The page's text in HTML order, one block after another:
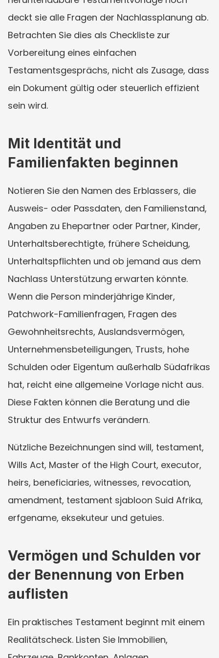
deckt sie alle Fragen der Nachlassplanung ab.
Betrachten Sie dies als Checkliste zur
Vorbereitung eines einfachen
Testamentsgesprächs, nicht als Zusage, dass
ein Dokument gültig oder steuerlich effizient
sein wird.
Mit Identität und
Familienfakten beginnen
Notieren Sie den Namen des Erblassers, die
Ausweis- oder Passdaten, den Familienstand,
Angaben zu Ehepartner oder Partner, Kinder,
Unterhaltsberechtigte, frühere Scheidung,
Unterhaltspflichten und ob jemand aus dem
Nachlass Unterstützung erwarten könnte.
Wenn die Person minderjährige Kinder,
Patchwork-Familienfragen, Fragen des
Gewohnheitsrechts, Auslandsvermögen,
Unternehmensbeteiligungen, Trusts, hohe
Schulden oder Eigentum außerhalb Südafrikas
hat, reicht eine allgemeine Vorlage nicht aus.
Diese Fakten können die Beratung und die
Struktur des Entwurfs verändern.
Nützliche Bezeichnungen sind will, testament,
Wills Act, Master of the High Court, executor,
heirs, beneficiaries, witnesses, revocation,
amendment, testament sjabloon Suid Afrika,
erfgename, eksekuteur und getuies.
Vermögen und Schulden vor
der Benennung von Erben
auflisten
Ein praktisches Testament beginnt mit einem
Realitätscheck. Listen Sie Immobilien,